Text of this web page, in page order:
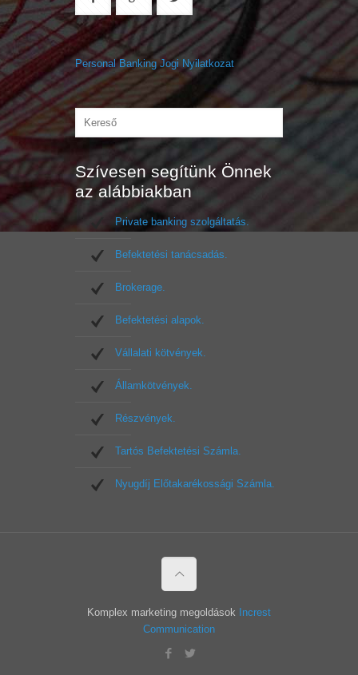
Personal Banking Jogi Nyilatkozat
Szívesen segítünk Önnek
az alábbiakban
Private banking szolgáltatás.
Befektetési tanácsadás.
Brokerage.
Befektetési alapok.
Vállalati kötvények.
Államkötvények.
Részvények.
Tartós Befektetési Számla.
Nyugdíj Előtakarékossági Számla.
Komplex marketing megoldások Increst
Communication